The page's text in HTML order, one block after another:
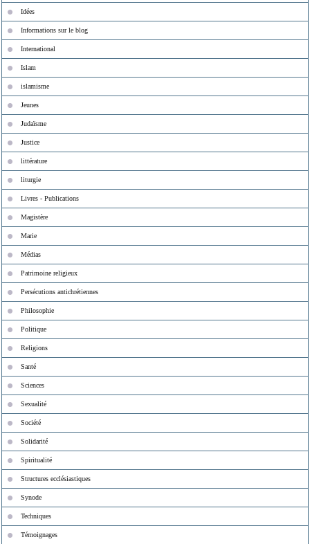
Idées
Informations sur le blog
International
Islam
islamisme
Jeunes
Judaïsme
Justice
littérature
liturgie
Livres - Publications
Magistère
Marie
Médias
Patrimoine religieux
Persécutions antichrétiennes
Philosophie
Politique
Religions
Santé
Sciences
Sexualité
Société
Solidarité
Spiritualité
Structures ecclésiastiques
Synode
Techniques
Témoignages